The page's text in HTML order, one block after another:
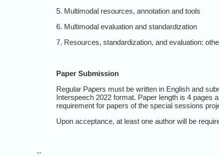
5. Multimodal resources, annotation and tools
6. Multimodal evaluation and standardization
7. Resources, standardization, and evaluation:
Paper Submission
Regular Papers must be written in English and
Interspeech 2022 format. Paper length is 4 pages
requirement for papers of the special sessions
Upon acceptance, at least one author will be
--